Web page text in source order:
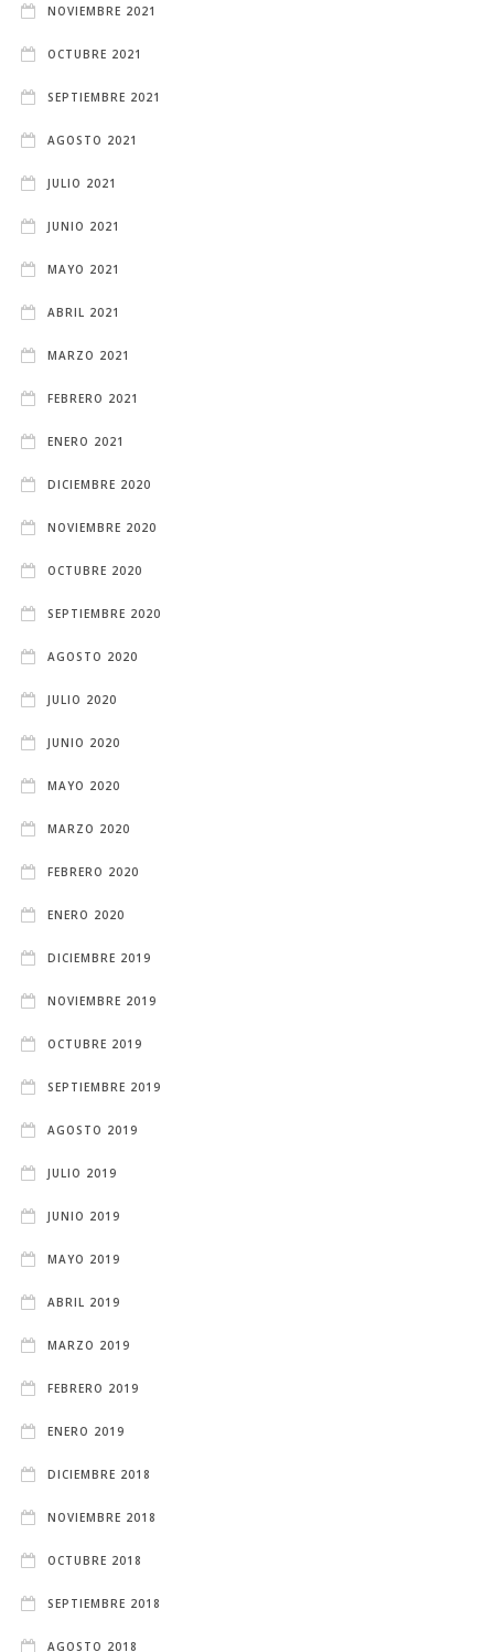
NOVIEMBRE 2021
OCTUBRE 2021
SEPTIEMBRE 2021
AGOSTO 2021
JULIO 2021
JUNIO 2021
MAYO 2021
ABRIL 2021
MARZO 2021
FEBRERO 2021
ENERO 2021
DICIEMBRE 2020
NOVIEMBRE 2020
OCTUBRE 2020
SEPTIEMBRE 2020
AGOSTO 2020
JULIO 2020
JUNIO 2020
MAYO 2020
MARZO 2020
FEBRERO 2020
ENERO 2020
DICIEMBRE 2019
NOVIEMBRE 2019
OCTUBRE 2019
SEPTIEMBRE 2019
AGOSTO 2019
JULIO 2019
JUNIO 2019
MAYO 2019
ABRIL 2019
MARZO 2019
FEBRERO 2019
ENERO 2019
DICIEMBRE 2018
NOVIEMBRE 2018
OCTUBRE 2018
SEPTIEMBRE 2018
AGOSTO 2018